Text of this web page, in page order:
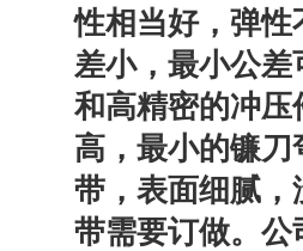
性相当好，弹
差小，最小公差
和高精密的冲压
高，最小的镰
带，表面细腻
带需要订做。